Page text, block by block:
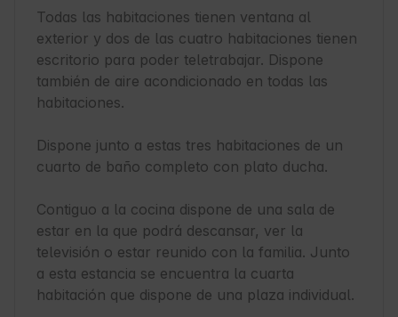
Todas las habitaciones tienen ventana al
exterior y dos de las cuatro habitaciones tienen
escritorio para poder teletrabajar. Dispone
también de aire acondicionado en todas las
habitaciones.
Dispone junto a estas tres habitaciones de un
cuarto de baño completo con plato ducha.
Contiguo a la cocina dispone de una sala de
estar en la que podrá descansar, ver la
televisión o estar reunido con la familia. Junto
a esta estancia se encuentra la cuarta
habitación que dispone de una plaza individual.